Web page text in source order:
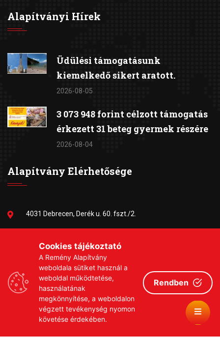
Alapítványi Hírek
Üdülési támogatásunk
kiemelkedő sikert aratott.
2026-08-05
3 073 948 forint célzott támogatás
érkezett 31 beteg gyermek részére
2026-08-04
Alapítvány Elérhetősége
4031 Debrecen, Derék u. 60. fszt./2.
remeny1999@gmail.com
Cookies tájékoztató
A Remény Alapítvány
weboldala sütiket használ a
weboldal működtetése,
használatának
megkönnyítése, a weboldalon
végzett tevékenység nyomon
követése érdekében.
Rendben